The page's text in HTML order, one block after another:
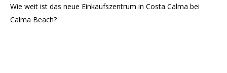
Wie weit ist das neue Einkaufszentrum in Costa Calma bei
Calma Beach?